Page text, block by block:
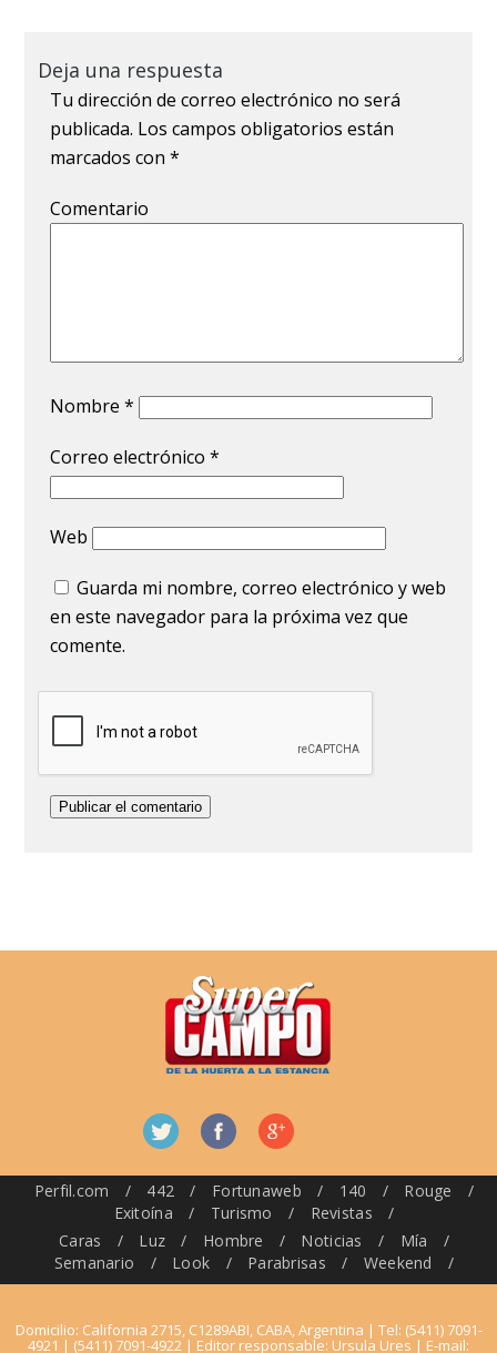
Deja una respuesta
Tu dirección de correo electrónico no será
publicada. Los campos obligatorios están
marcados con*
Comentario
Nombre*
Correo electrónico*
Web
Guarda mi nombre, correo electrónico y web
en este navegador para la próxima vez que
comente.
Perfil.com / 442 / Fortunaweb / 140 / Rouge
/
Exitoína
/ Turismo / Revistas
/
Caras
/ Luz / Hombre / Noticias / Mía
/
Semanario
/ Look / Parabrisas / Weekend /
Domicilio: California 2715, C1289ABI, CABA, Argentina | Tel: (5411) 7091-
4921 | (5411) 7091-4922 | Editor responsable: Ursula Ures | E-mail: